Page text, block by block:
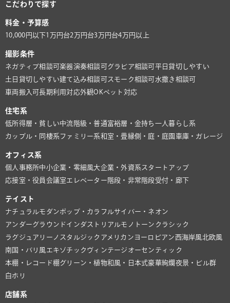
こだわりで探す
料金・予算感
10,000円以下1万円台2万円台3万円台4万円以上
撮影条件
ネガティブ相談可楽器演奏相談可 グラビア相談可 平日貸切しやすい
土日貸切しやすい建て込み相談可 スモーク相談可 水撒き相談可
車両搬入可長期利用対応外観OKペット対応
住宅系
低所得層・貧しい中流階級・普通富裕層・金持ち 一人暮らし系
カップル・同棲系ファミリー系和室・畳縁側・庭・庭園 車庫・ガレージ
オフィス系
個人事務所中小企業・零細風大企業・外資系スタートアップ
応接室・役員会議室 エレベーター 階段・非常階段受付・廊下
テイスト
ナチュラルモダンポップ・カラフルサイバー・ネオン
アンダーグラウンド インダストリアルモノトーン クラシック
ラグジュアリー ノスタルジック アメリカン ヨーロピアン 西海岸風北欧風
南国・バリ風 エキゾチック ヴィンテージ オーセンティック
本棚・レコード棚グリーン・植物和風・日本式豪華絢爛夜景・ビル群
白ホリ
店舗系